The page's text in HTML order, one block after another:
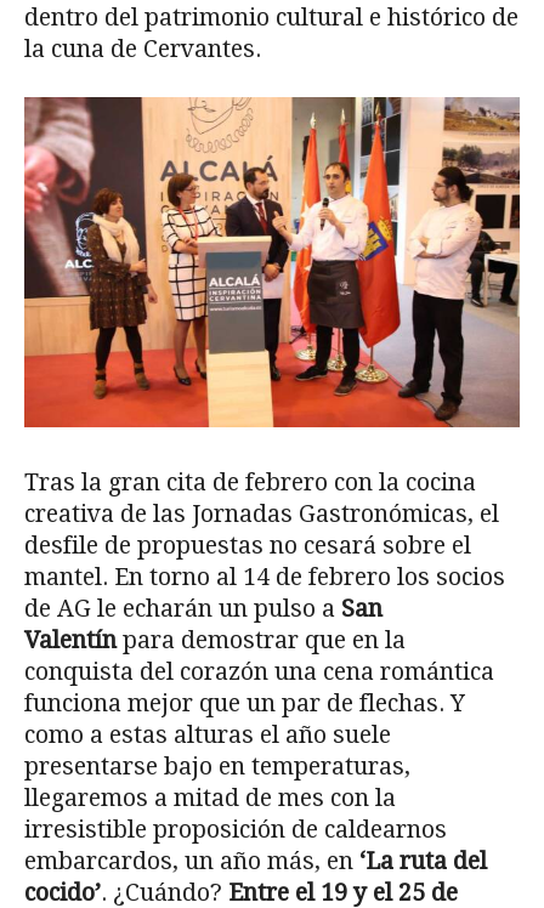
dentro del patrimonio cultural e histórico de
la cuna de Cervantes.
Tras la gran cita de febrero con la cocina
creativa de las Jornadas Gastronómicas, el
desfile de propuestas no cesará sobre el
mantel. En torno al 14 de febrero los socios
de AG le echarán un pulso a San
Valentínpara demostrar que en la
conquista del corazón una cena romántica
funciona mejor que un par de flechas. Y
como a estas alturas el año suele
presentarse bajo en temperaturas,
llegaremos a mitad de mes con la
irresistible proposición de caldearnos
embarcardos, un año más, en ‘La ruta del
cocido’. ¿Cuándo? Entre el 19 y el 25 de